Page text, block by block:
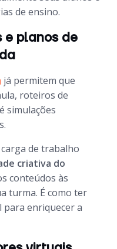
de ensino.
e planos de
já permitem que
roteiros de
simulações
de trabalho
criativa do
conteúdos às
turma. É como ter
enriquecer a